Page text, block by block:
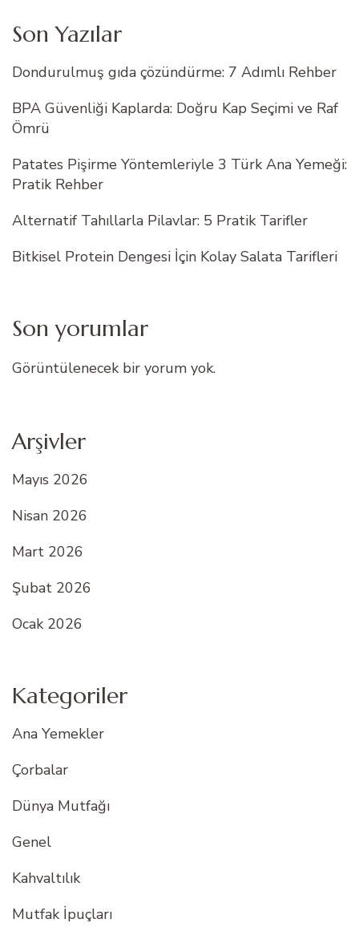
Son Yazılar
Dondurulmuş gıda çözündürme: 7 Adımlı Rehber
BPA Güvenliği Kaplarda: Doğru Kap Seçimi ve Raf
Ömrü
Patates Pişirme Yöntemleriyle 3 Türk Ana Yemeği:
Pratik Rehber
Alternatif Tahıllarla Pilavlar: 5 Pratik Tarifler
Bitkisel Protein Dengesi İçin Kolay Salata Tarifleri
Son yorumlar
Görüntülenecek bir yorum yok.
Arşivler
Mayıs 2026
Nisan 2026
Mart 2026
Şubat 2026
Ocak 2026
Kategoriler
Ana Yemekler
Çorbalar
Dünya Mutfağı
Genel
Kahvaltılık
Mutfak İpuçları